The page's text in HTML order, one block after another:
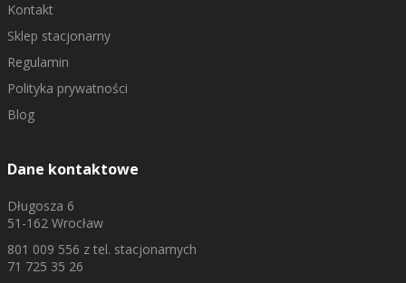
Kontakt
Sklep stacjonarny
Regulamin
Polityka prywatności
Blog
Dane kontaktowe
Długosza 6
51-162 Wrocław
801 009 556 z tel. stacjonarnych
71 725 35 26